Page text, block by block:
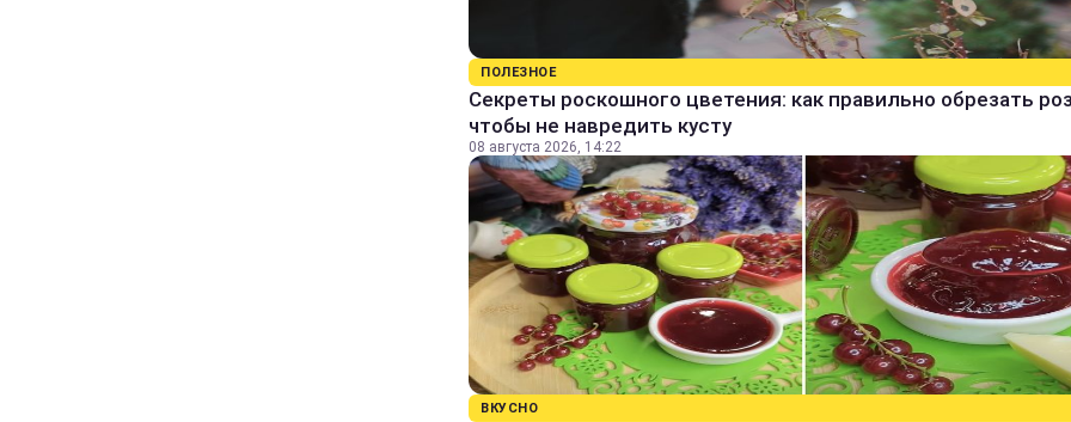
ПОЛЕЗНОЕ
Секреты роскошного цветения: как правильно обрезать
чтобы не навредить кусту
08 августа 2026, 14:22
ВКУСНО